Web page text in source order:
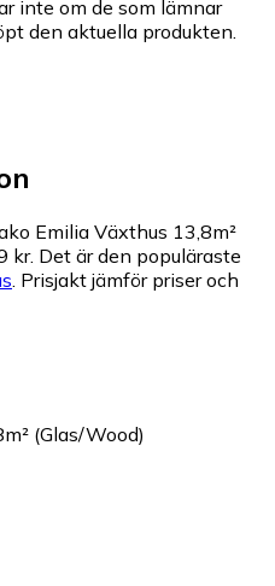
inte om de som lämnar
den aktuella produkten.
Emilia Växthus 13,8m²
kr. Det är den populäraste
. Prisjakt jämför priser och
(Glas/Wood)